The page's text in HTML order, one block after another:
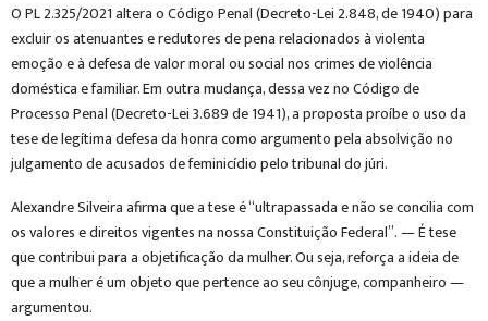
O PL 2.325/2021 altera o Código Penal (Decreto-Lei 2.848, de 1940) para
excluir os atenuantes e redutores de pena relacionados à violenta
emoção e à defesa de valor moral ou social nos crimes de violência
doméstica e familiar. Em outra mudança, dessa vez no Código de
Processo Penal (Decreto-Lei 3.689 de 1941), a proposta proíbe o uso da
tese de legítima defesa da honra como argumento pela absolvição no
julgamento de acusados de feminicídio pelo tribunal do júri.
Alexandre Silveira afirma que a tese é “ultrapassada e não se concilia com
os valores e direitos vigentes na nossa Constituição Federal”. — É tese
que contribui para a objetificação da mulher. Ou seja, reforça a ideia de
que a mulher é um objeto que pertence ao seu cônjuge, companheiro —
argumentou.